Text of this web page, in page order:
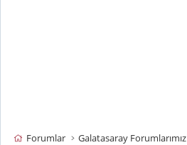
Forumlar Galatasaray Forumlarımız